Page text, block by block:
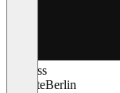
getpress
RemoteBerlin